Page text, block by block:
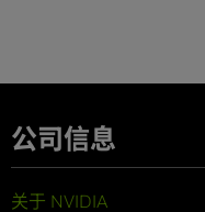
公司信息
关于 NVIDIA